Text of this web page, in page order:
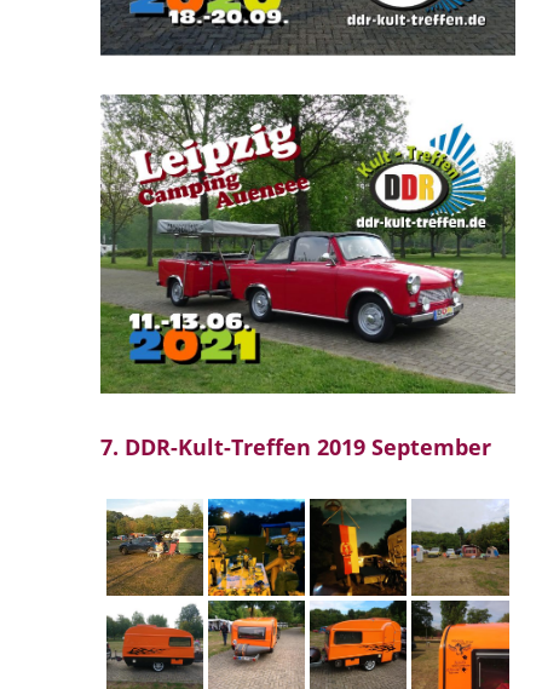
7. DDR-Kult-Treffen 2019 September